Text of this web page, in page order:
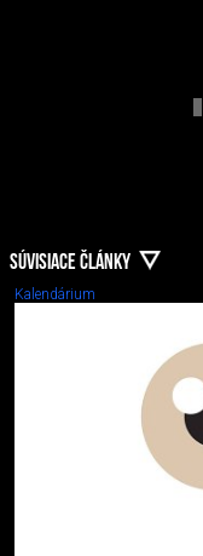
SÚVISIACE ČLÁNKY
Kalendárium